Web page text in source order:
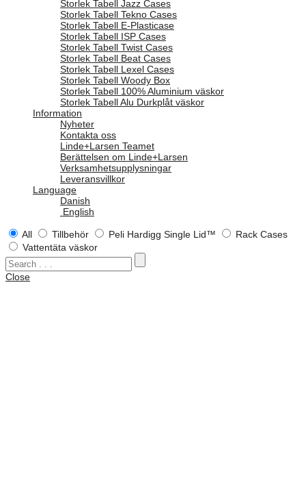
Storlek Tabell Jazz Cases
Storlek Tabell Tekno Cases
Storlek Tabell E-Plasticase
Storlek Tabell ISP Cases
Storlek Tabell Twist Cases
Storlek Tabell Beat Cases
Storlek Tabell Lexel Cases
Storlek Tabell Woody Box
Storlek Tabell 100% Aluminium väskor
Storlek Tabell Alu Durkplåt väskor
Information
Nyheter
Kontakta oss
Linde+Larsen Teamet
Berättelsen om Linde+Larsen
Verksamhetsupplysningar
Leveransvillkor
Language
Danish
English
All Tillbehör Peli Hardigg Single Lid™
Rack Cases
Vattentäta väskor
Close